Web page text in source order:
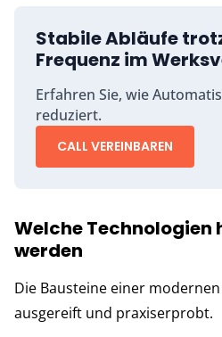
Stabile Abläufe
Frequenz im
Erfahren Sie, wie
reduziert.
CALL VEREINBAREN
Welche Technologien
werden
Die Bausteine einer
ausgereift und praxiserprobt.